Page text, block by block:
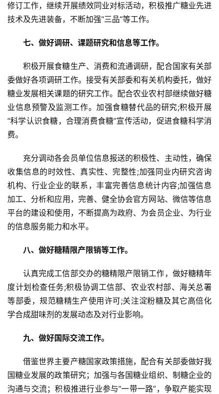
专
区
频
道
链
产
销
储
修订工作，继续开展绩效同业对标活动，积极推广糖业先进
技术及先进装备，不断加强“三品”等工作。
七、做好调研、课题研究和信息等工作。
积极开展食糖生产、消费和流通调研，配合国家有关部
委做好各项调研工作。接受有关部委和有关机构委托，做好
糖业发展相关课题的研究工作。配合农业农村部继续做好糖
业信息预警及监测工作。加强食糖替代品的研究;积极开展
“科学认识食糖，合理消费食糖”宣传活动，促进食糖科学消
费。
充分调动各会员单位信息报送的积极性、主动性，确保
收集信息的时效性、真实性、完整性;加强同业内研究咨询
机构、行业企业的联系，丰富完善信息统计内容;加强信息
加工、分析和应用，完善、健全协会官方网站、微信等信息
平台的建设和使用，不断提高为政府、为会员企业、为行业
的信息服务能力和水平。
八、做好糖精限产限销等工作。
认真完成工信部交办的糖精限产限销工作，做好糖精年
度计划检查任务;积极协调工信部、农业农村部、海关总署
等部委，规范糖精生产使用许可;关注淀粉糖及其它高倍化
学合成甜味剂的发展动态及对行业影响。
九、做好国际交流工作。
借鉴世界主要产糖国家政策措施，配合有关部委做好我
国糖业发展的政策研究；加强与各国糖业组织、制糖企业的
沟通与交流；积极推进行业参与“一带一路”，争取产能实现